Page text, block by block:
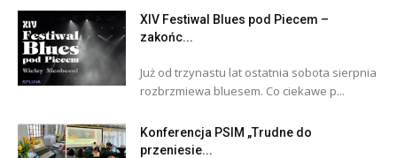
XIV Festiwal Blues pod Piecem –
zakońc...
Już od trzynastu lat ostatnia sobota sierpnia
rozbrzmiewa bluesem. Co ciekawe p...
Konferencja PSIM „Trudne do
przeniesie...